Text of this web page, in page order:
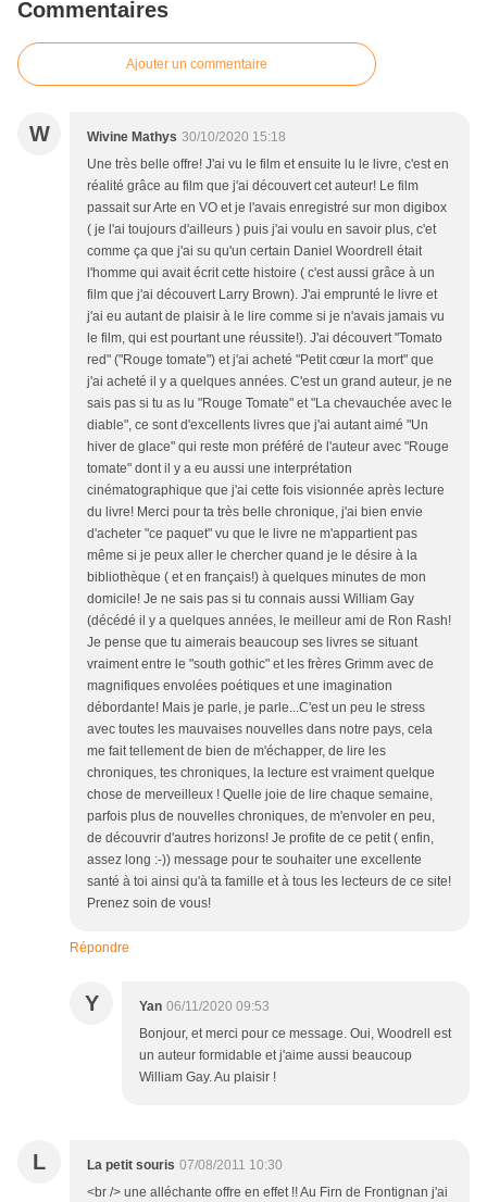
Commentaires
Ajouter un commentaire
W Wivine Mathys 30/10/2020 15:18
Une très belle offre! J'ai vu le film et ensuite lu le livre, c'est en
réalité grâce au film que j'ai découvert cet auteur! Le film
passait sur Arte en VO et je l'avais enregistré sur mon digibox
( je l'ai toujours d'ailleurs ) puis j'ai voulu en savoir plus, c'et
comme ça que j'ai su qu'un certain Daniel Woordrell était
l'homme qui avait écrit cette histoire ( c'est aussi grâce à un
film que j'ai découvert Larry Brown). J'ai emprunté le livre et
j'ai eu autant de plaisir à le lire comme si je n'avais jamais vu
le film, qui est pourtant une réussite!). J'ai découvert "Tomato
red" ("Rouge tomate") et j'ai acheté "Petit cœur la mort" que
j'ai acheté il y a quelques années. C'est un grand auteur, je ne
sais pas si tu as lu "Rouge Tomate" et "La chevauchée avec le
diable", ce sont d'excellents livres que j'ai autant aimé "Un
hiver de glace" qui reste mon préféré de l'auteur avec "Rouge
tomate" dont il y a eu aussi une interprétation
cinématographique que j'ai cette fois visionnée après lecture
du livre! Merci pour ta très belle chronique, j'ai bien envie
d'acheter "ce paquet" vu que le livre ne m'appartient pas
même si je peux aller le chercher quand je le désire à la
bibliothèque ( et en français!) à quelques minutes de mon
domicile! Je ne sais pas si tu connais aussi William Gay
(décédé il y a quelques années, le meilleur ami de Ron Rash!
Je pense que tu aimerais beaucoup ses livres se situant
vraiment entre le "south gothic" et les frères Grimm avec de
magnifiques envolées poétiques et une imagination
débordante! Mais je parle, je parle...C'est un peu le stress
avec toutes les mauvaises nouvelles dans notre pays, cela
me fait tellement de bien de m'échapper, de lire les
chroniques, tes chroniques, la lecture est vraiment quelque
chose de merveilleux ! Quelle joie de lire chaque semaine,
parfois plus de nouvelles chroniques, de m'envoler en peu,
de découvrir d'autres horizons! Je profite de ce petit ( enfin,
assez long :-)) message pour te souhaiter une excellente
santé à toi ainsi qu'à ta famille et à tous les lecteurs de ce site!
Prenez soin de vous!
Répondre
Y Yan 06/11/2020 09:53
Bonjour, et merci pour ce message. Oui, Woodrell est
un auteur formidable et j'aime aussi beaucoup
William Gay. Au plaisir !
L La petit souris 07/08/2011 10:30
<br /> une alléchante offre en effet !! Au Firn de Frontignan j'ai